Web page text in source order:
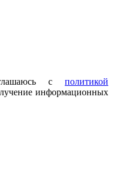
с политикой
информационных